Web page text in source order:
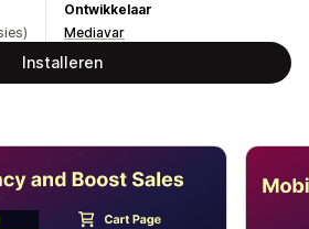
Ontwikkelaar
Mediavar
Installeren